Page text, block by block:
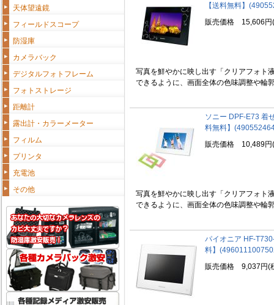
天体望遠鏡
フィールドスコープ
防湿庫
カメラバック
デジタルフォトフレーム
フォトストレージ
距離計
露出計・カラーメーター
フィルム
プリンタ
充電池
その他
【送料無料】
販売価格 15,606円
写真を鮮やかに映し出す「クリアフォト
できるように、画面全体の色味調整や輪
ソニー DPF-E73 着
料無料】
販売価格 10,489円
写真を鮮やかに映し出す「クリアフォト
できるように、画面全体の色味調整や輪
パイオニア HF-
料】
販売価格 9,037円(